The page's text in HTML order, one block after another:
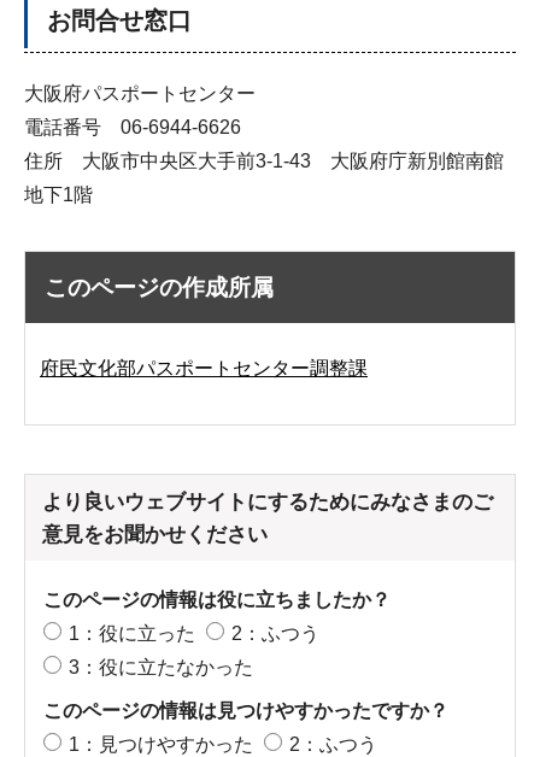
お問合せ窓口
大阪府パスポートセンター
電話番号 06-6944-6626
住所 大阪市中央区大手前3-1-43 大阪府庁新別館南館
地下1階
このページの作成所属
府民文化部パスポートセンター調整課
より良いウェブサイトにするためにみなさまのご
意見をお聞かせください
このページの情報は役に立ちましたか？
1：役に立った
2：ふつう
3：役に立たなかった
このページの情報は見つけやすかったですか？
1：見つけやすかった
2：ふつう